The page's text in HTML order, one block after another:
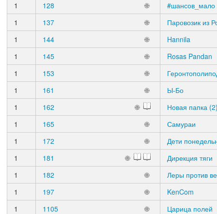
1
128 🌐
#шансов_мало
1
137 🌐
Паровозик из
1
144 🌐
Hannila
1
145 🌐
Rosas Pandan
1
153 🌐
1
161 🌐
Ы-Бо
1
162 🌐
Новая папка
1
165 🌐
Самураи
1
172 🌐
Дети
1
181 🌐
Дирекция тяги
1
182 🌐
Леры против
1
197 🌐
KenCom
1
1105 🌐
Царица полей